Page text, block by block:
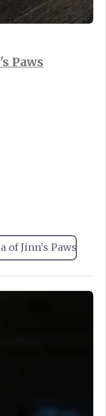
Paws
of Jinn's Paws